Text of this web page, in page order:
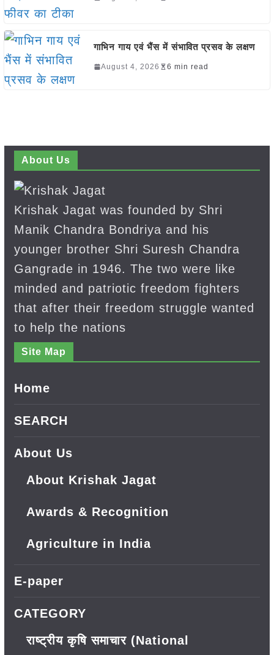
गाभिन गाय एवं भैंस में संभावित प्रसव के लक्षण
August 4, 2026 6 min read
About Us
Krishak Jagat was founded by Shri
Manik Chandra Bondriya and his
younger brother Shri Suresh Chandra
Gangrade in 1946. The two were like
minded and patriotic freedom fighters
that after their freedom struggle wanted
to help the nations
Site Map
Home
SEARCH
About Us
About Krishak Jagat
Awards & Recognition
Agriculture in India
E-paper
CATEGORY
राष्ट्रीय कृषि समाचार (National